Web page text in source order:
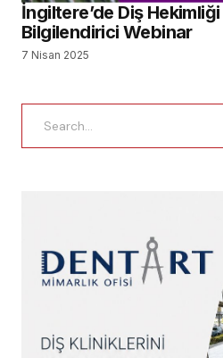
İngiltere’de Diş
Bilgilendirici Webinar
7 Nisan 2025